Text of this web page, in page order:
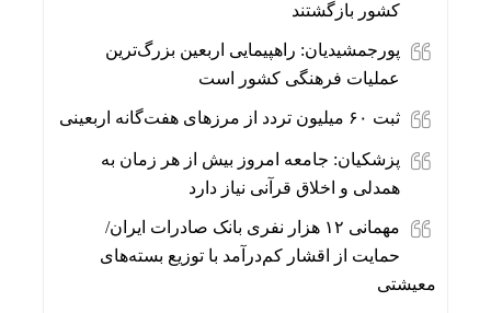
کشور بازگشتند
پورجمشیدیان: راهپیمایی اربعین بزرگ‌ترین
عملیات فرهنگی کشور است
ثبت ۶۰ میلیون تردد از مرزهای هفت‌گانه اربعینی
پزشکیان: جامعه امروز بیش از هر زمان به
همدلی و اخلاق قرآنی نیاز دارد
مهمانی ۱۲ هزار نفری بانک صادرات ایران/
حمایت از اقشار کم‌درآمد با توزیع بسته‌های
معیشتی